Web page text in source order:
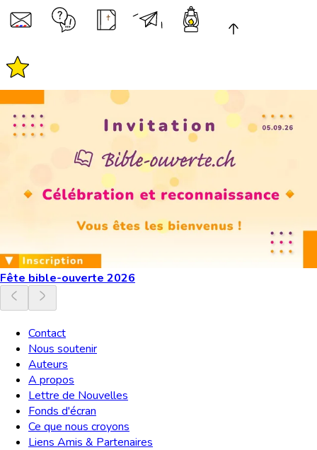
Fête bible-ouverte 2026
Contact
Nous soutenir
Auteurs
A propos
Lettre de Nouvelles
Fonds d'écran
Ce que nous croyons
Liens Amis & Partenaires